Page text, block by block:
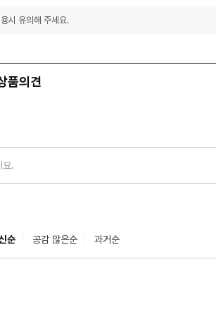
시 유의해 주세요.
품의견
순 공감 많은순 과거순